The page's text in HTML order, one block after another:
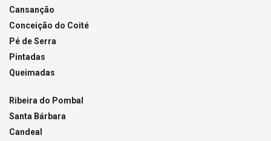
Cansanção
Conceição do Coité
Pé de Serra
Pintadas
Queimadas
Ribeira do Pombal
Santa Bárbara
Candeal